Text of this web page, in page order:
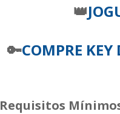
👑
🔑COMPRE KEY
Requisitos